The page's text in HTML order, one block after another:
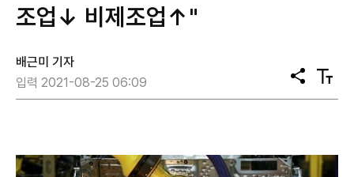
조업↓ 비제조업↑"
배근미 기자
입력 2021-08-25 06:09
공
유
텍
스